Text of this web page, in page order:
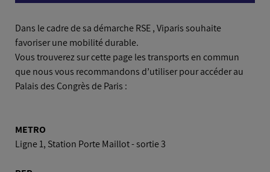
Avion
Dans le cadre de sa démarche RSE , Viparis souhaite
favoriser une mobilité durable.
Vous trouverez sur cette page les transports en commun
que nous vous recommandons d’utiliser pour accéder au
Palais des Congrès de Paris :
METRO
Ligne 1, Station Porte Maillot - sortie 3